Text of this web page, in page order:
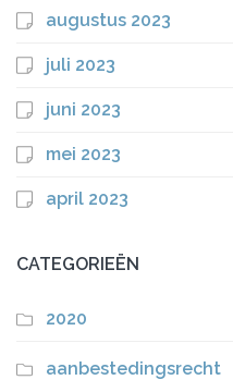
augustus 2023
juli 2023
juni 2023
mei 2023
april 2023
CATEGORIEËN
2020
aanbestedingsrecht